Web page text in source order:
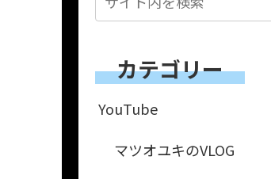
カテゴリー
YouTube
マツオユキのVLOG